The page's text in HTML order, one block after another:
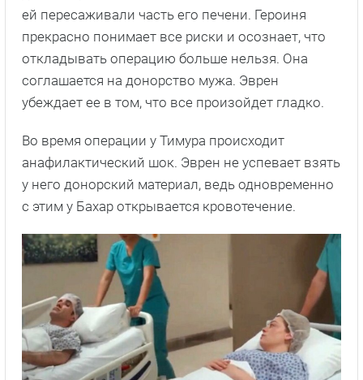
ей пересаживали часть его печени. Героиня
прекрасно понимает все риски и осознает, что
откладывать операцию больше нельзя. Она
соглашается на донорство мужа. Эврен
убеждает ее в том, что все произойдет гладко.
Во время операции у Тимура происходит
анафилактический шок. Эврен не успевает взять
у него донорский материал, ведь одновременно
с этим у Бахар открывается кровотечение.